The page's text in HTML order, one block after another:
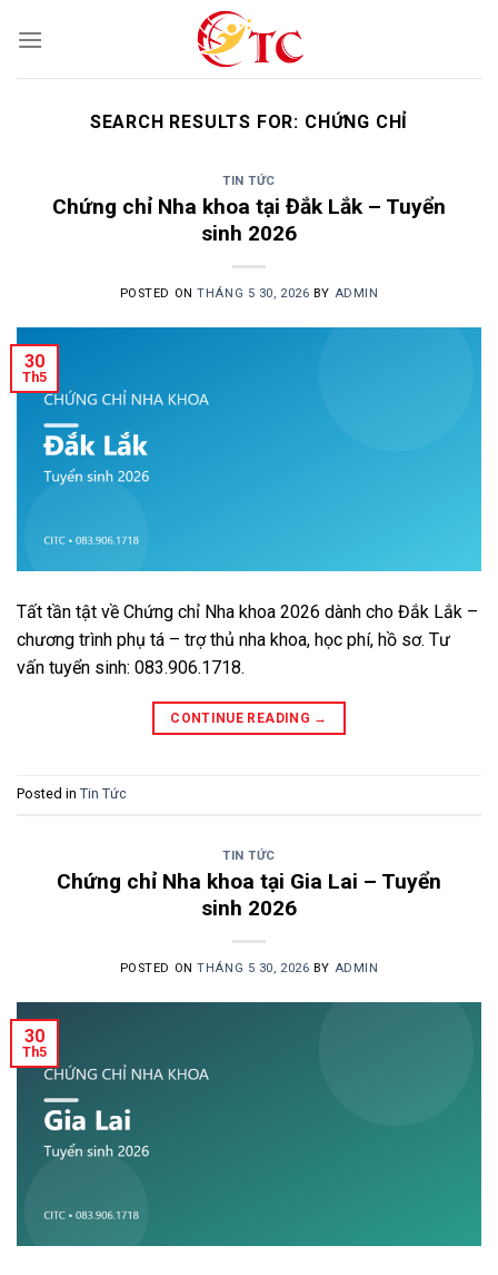
SEARCH RESULTS FOR: CHỨNG CHỈ
TIN TỨC
Chứng chỉ Nha khoa tại Đắk Lắk – Tuyển
sinh 2026
POSTED ONTHÁNG 5 30, 2026 BY ADMIN
30
Th5
Tất tần tật về Chứng chỉ Nha khoa 2026 dành cho Đắk Lắk –
chương trình phụ tá – trợ thủ nha khoa, học phí, hồ sơ. Tư
vấn tuyển sinh: 083.906.1718.
CONTINUE READING →
Posted in Tin Tức
TIN TỨC
Chứng chỉ Nha khoa tại Gia Lai – Tuyển
sinh 2026
POSTED ONTHÁNG 5 30, 2026 BY ADMIN
30
Th5